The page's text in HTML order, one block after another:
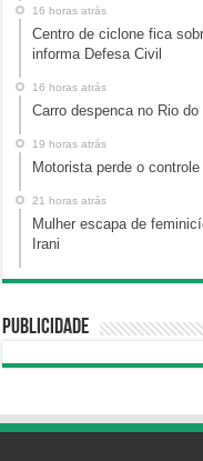
16 horas atrás
Centro de ciclone fica
informa Defesa Civil
16 horas atrás
Carro despenca no Rio
19 horas atrás
Motorista perde o
21 horas atrás
Mulher escapa de
Irani
Publicidade